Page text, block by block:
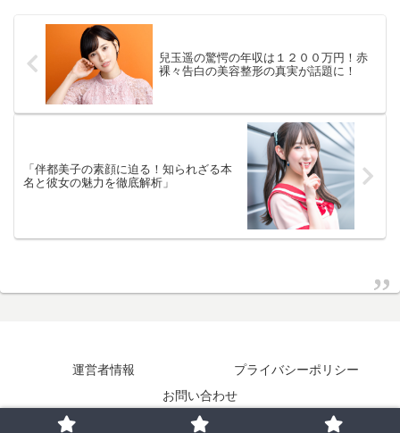
兒玉遥の驚愕の年収は１２００万円！赤
裸々告白の美容整形の真実が話題に！
「伴都美子の素顔に迫る！知られざる本
名と彼女の魅力を徹底解析」
運営者情報
プライバシーポリシー
お問い合わせ
© 2023 エンタメ裏読みステーション.